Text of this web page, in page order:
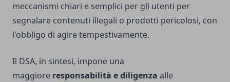
meccanismi chiari e semplici per gli utenti per
segnalare contenuti illegali o prodotti pericolosi, con
l'obbligo di agire tempestivamente.
Il DSA, in sintesi, impone una
maggiore responsabilità e diligenza alle